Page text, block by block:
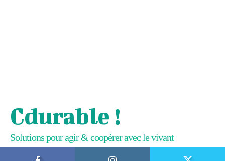
Cdurable !
Solutions pour agir & coopérer avec le vivant